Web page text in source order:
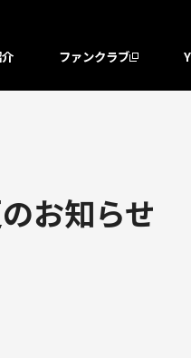
ファンクラブ
お知らせ